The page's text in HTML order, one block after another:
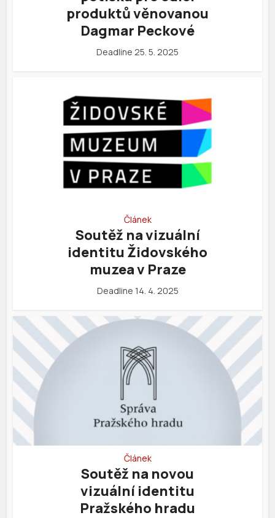
produktů věnovanou
Dagmar Peckové
Deadline 25. 5. 2025
Článek
Soutěž na vizuální
identitu Židovského
muzea v Praze
Deadline 14. 4. 2025
Článek
Soutěž na novou
vizuální identitu
Pražského hradu